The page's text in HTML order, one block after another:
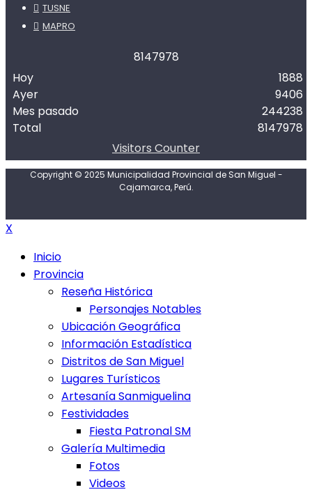
TUSNE
MAPRO
8147978
Hoy
Ayer
Mes pasado
Total
1888
9406
244238
8147978
Visitors Counter
Copyright © 2025 Municipalidad Provincial de San Miguel -
Cajamarca, Perú.
X
Inicio
Provincia
Reseña Histórica
Personajes Notables
Ubicación Geográfica
Información Estadística
Distritos de San Miguel
Lugares Turísticos
Artesanía Sanmiguelina
Festividades
Fiesta Patronal SM
Galería Multimedia
Fotos
Videos